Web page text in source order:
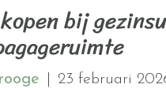
bij
23 februari